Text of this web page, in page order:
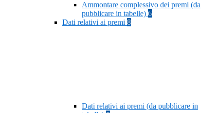
Ammontare complessivo dei premi (da
pubblicare in tabelle) 6
Dati relativi ai premi 8
Dati relativi ai premi (da pubblicare in